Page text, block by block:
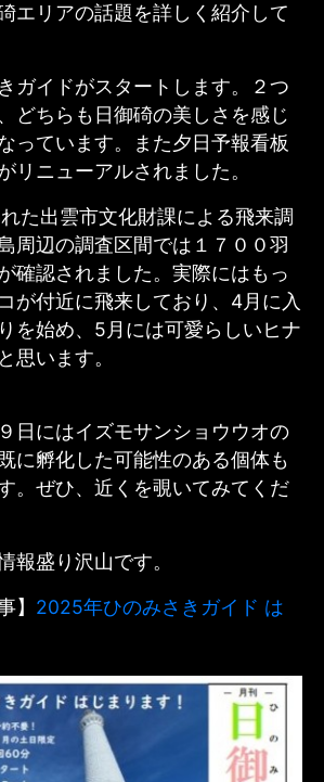
エリアの話題を詳しく紹介して
ガイドがスタートします。２つ
どちらも日御碕の美しさを感じ
っています。また夕日予報看板
リニューアルされました。
た出雲市文化財課による飛来調
周辺の調査区間では１７００羽
確認されました。実際にはもっ
が付近に飛来しており、4月に入
を始め、5月には可愛らしいヒナ
思います。
日にはイズモサンショウウオの
に孵化した可能性のある個体も
。ぜひ、近くを覗いてみてくだ
報盛り沢山です。
】 2025年ひのみさきガイド は